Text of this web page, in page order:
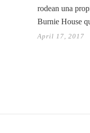
rodean una
Burnie House
April 17, 2017